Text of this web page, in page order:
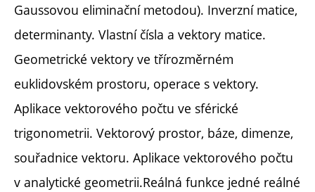
Gaussovou eliminační metodou). Inverzní matice,
determinanty. Vlastní čísla a vektory matice.
Geometrické vektory ve třírozměrném
euklidovském prostoru, operace s vektory.
Aplikace vektorového počtu ve sférické
trigonometrii. Vektorový prostor, báze, dimenze,
souřadnice vektoru. Aplikace vektorového počtu
v analytické geometrii.Reálná funkce jedné reálné